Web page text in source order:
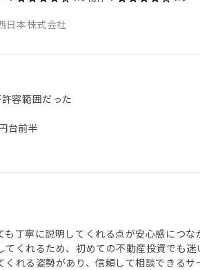
日本株式会社
容範囲だった
台前半
も丁寧に説明してくれる点が安心感につ
くれるため、初めての不動産投資でも
れる姿勢があり、信頼して相談できるサ